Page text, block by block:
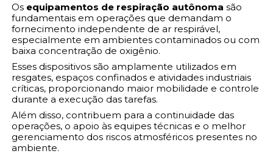
Os equipamentos de respiração autônoma são
fundamentais em operações que demandam o
fornecimento independente de ar respirável,
especialmente em ambientes contaminados ou com
baixa concentração de oxigênio.
Esses dispositivos são amplamente utilizados em
resgates, espaços confinados e atividades industriais
críticas, proporcionando maior mobilidade e controle
durante a execução das tarefas.
Além disso, contribuem para a continuidade das
operações, o apoio às equipes técnicas e o melhor
gerenciamento dos riscos atmosféricos presentes no
ambiente.